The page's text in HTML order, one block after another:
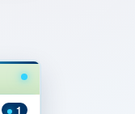
1